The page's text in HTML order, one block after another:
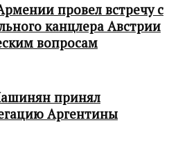
провел встречу с
канцлера Австрии
вопросам
принял
Аргентины